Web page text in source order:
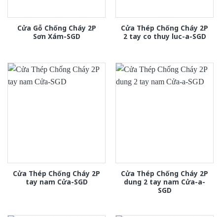
Cửa Gỗ Chống Cháy 2P
Sơn Xám-SGD
Cửa Thép Chống Cháy 2P
2 tay co thuy luc-a-SGD
Cửa Thép Chống Cháy 2P
tay nam Cửa-SGD
Cửa Thép Chống Cháy 2P
dung 2 tay nam Cửa-a-
SGD